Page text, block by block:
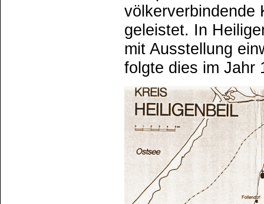
völkerverbindende
geleistet. In
mit Ausstellung
folgte dies im Jahr